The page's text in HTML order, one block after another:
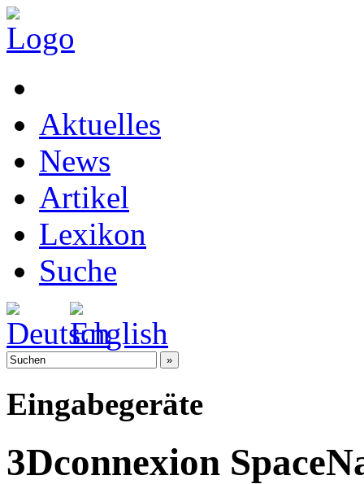
Aktuelles
News
Artikel
Lexikon
Suche
Eingabegeräte
3Dconnexion